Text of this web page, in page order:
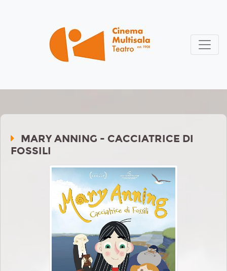
MARY ANNING - CACCIATRICE DI
FOSSILI